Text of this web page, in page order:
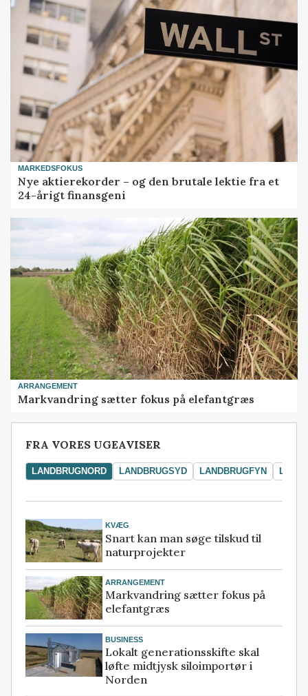
MARKEDSFOKUS
Nye aktierekorder – og den brutale lektie fra et
24-årigt finansgeni
ARRANGEMENT
Markvandring sætter fokus på elefantgræs
FRA VORES UGEAVISER
LANDBRUGNORD LANDBRUGSYD LANDBRUGFYN
KVÆG
Snart kan man søge tilskud til
naturprojekter
ARRANGEMENT
Markvandring sætter fokus på
elefantgræs
BUSINESS
Lokalt generationsskifte skal
løfte midtjysk siloimportør i
Norden